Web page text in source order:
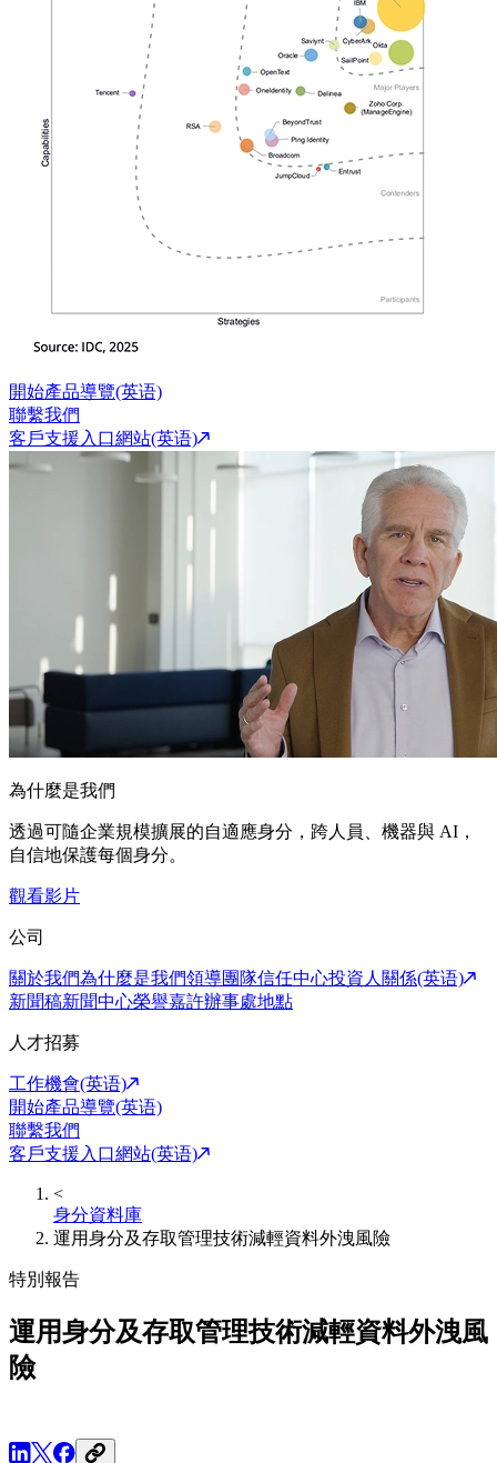
開始產品導覽(英语)
聯繫我們
客戶支援入口網站(英语)
為什麼是我們
透過可隨企業規模擴展的自適應身分，跨人員、機器與 AI，
自信地保護每個身分。
觀看影片
公司
關於我們為什麼是我們領導團隊信任中心投資人關係(英语)
新聞稿新聞中心榮譽嘉許辦事處地點
人才招募
工作機會(英语)
開始產品導覽(英语)
聯繫我們
客戶支援入口網站(英语)
<
身分資料庫
運用身分及存取管理技術減輕資料外洩風險
特別報告
運用身分及存取管理技術減輕資料外洩風
險